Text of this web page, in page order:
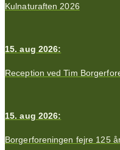
Kulnaturaften 2026
15. aug 2026:
Reception ved Tim
15. aug 2026:
Borgerforeningen fejre 125